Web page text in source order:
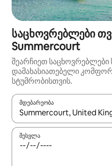
საცხოვრებლები
Summercourt
შეარჩიეთ საცხოვრებლები
დამახასიათებელი
სტუმრობისთვის.
მდებარეობა
როცა შედეგები
შესვლა